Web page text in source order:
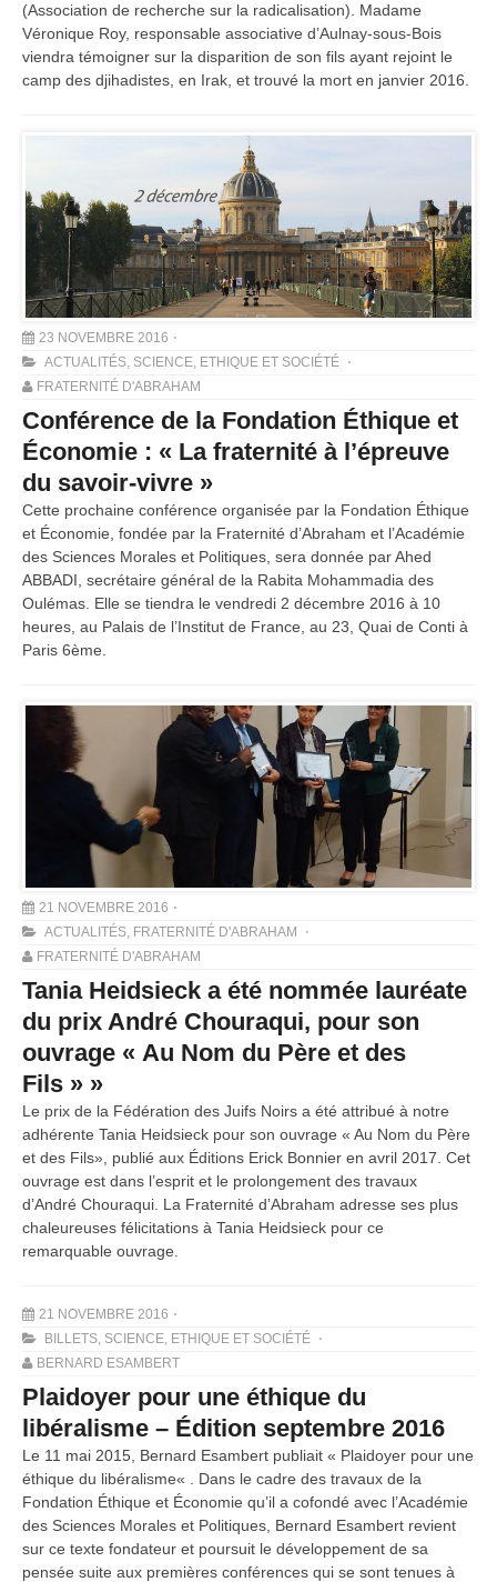
(Association de recherche sur la radicalisation). Madame
Véronique Roy, responsable associative d’Aulnay-sous-Bois
viendra témoigner sur la disparition de son fils ayant rejoint le
camp des djihadistes, en Irak, et trouvé la mort en janvier 2016.
23 NOVEMBRE 2016
ACTUALITÉS, SCIENCE, ETHIQUE ET SOCIÉTÉ
FRATERNITÉ D'ABRAHAM
Conférence de la Fondation Éthique et
Économie : « La fraternité à l’épreuve
du savoir-vivre »
Cette prochaine conférence organisée par la Fondation Éthique
et Économie, fondée par la Fraternité d’Abraham et l’Académie
des Sciences Morales et Politiques, sera donnée par Ahed
ABBADI, secrétaire général de la Rabita Mohammadia des
Oulémas. Elle se tiendra le vendredi 2 décembre 2016 à 10
heures, au Palais de l’Institut de France, au 23, Quai de Conti à
Paris 6ème.
21 NOVEMBRE 2016
ACTUALITÉS, FRATERNITÉ D'ABRAHAM
FRATERNITÉ D'ABRAHAM
Tania Heidsieck a été nommée lauréate
du prix André Chouraqui, pour son
ouvrage « Au Nom du Père et des
Fils » »
Le prix de la Fédération des Juifs Noirs a été attribué à notre
adhérente Tania Heidsieck pour son ouvrage « Au Nom du Père
et des Fils», publié aux Éditions Erick Bonnier en avril 2017. Cet
ouvrage est dans l’esprit et le prolongement des travaux
d’André Chouraqui. La Fraternité d’Abraham adresse ses plus
chaleureuses félicitations à Tania Heidsieck pour ce
remarquable ouvrage.
21 NOVEMBRE 2016
BILLETS, SCIENCE, ETHIQUE ET SOCIÉTÉ
BERNARD ESAMBERT
Plaidoyer pour une éthique du
libéralisme – Édition septembre 2016
Le 11 mai 2015, Bernard Esambert publiait « Plaidoyer pour une
éthique du libéralisme« . Dans le cadre des travaux de la
Fondation Éthique et Économie qu’il a cofondé avec l’Académie
des Sciences Morales et Politiques, Bernard Esambert revient
sur ce texte fondateur et poursuit le développement de sa
pensée suite aux premières conférences qui se sont tenues à